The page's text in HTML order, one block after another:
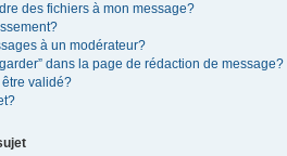
des fichiers à mon message?
à un modérateur?
dans la page de rédaction de message?
validé?